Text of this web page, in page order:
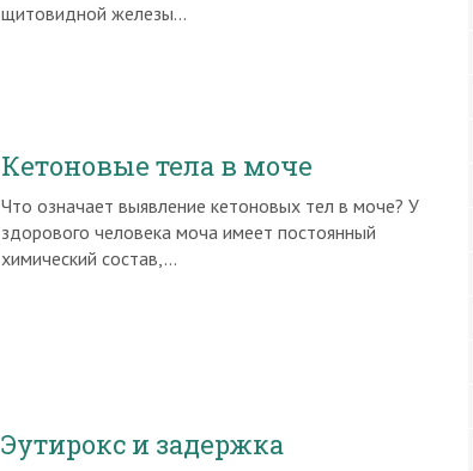
щитовидной железы…
Кетоновые тела в моче
Что означает выявление кетоновых тел в моче? У
здорового человека моча имеет постоянный
химический состав,…
Эутирокс и задержка